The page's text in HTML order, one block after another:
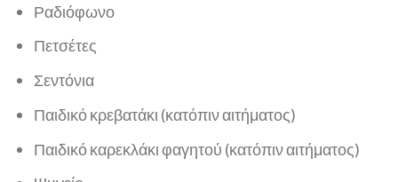
Ραδιόφωνο
Πετσέτες
Σεντόνια
Παιδικό κρεβατάκι (κατόπιν αιτήματος)
Παιδικό καρεκλάκι φαγητού (κατόπιν αιτήματος)